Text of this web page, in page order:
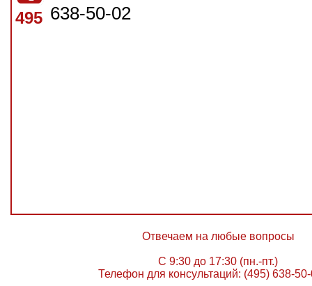
495 638-50-02
Отвечаем на любые вопросы
С 9:30 до 17:30 (пн.-пт.)
Телефон для консультаций: (495) 638-